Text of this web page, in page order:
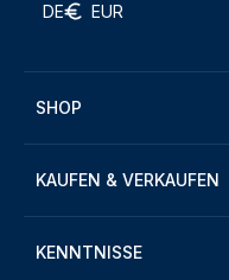
DE EUR
SHOP
KAUFEN & VERKAUFEN
KENNTNISSE